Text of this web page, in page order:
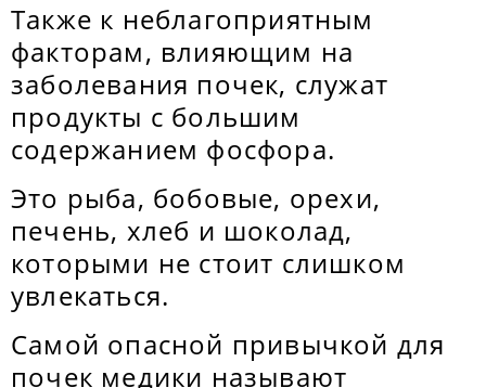
Также к неблагоприятным
факторам, влияющим на
заболевания почек, служат
продукты с большим
содержанием фосфора.
Это рыба, бобовые, орехи,
печень, хлеб и шоколад,
которыми не стоит слишком
увлекаться.
Самой опасной привычкой для
почек медики называют